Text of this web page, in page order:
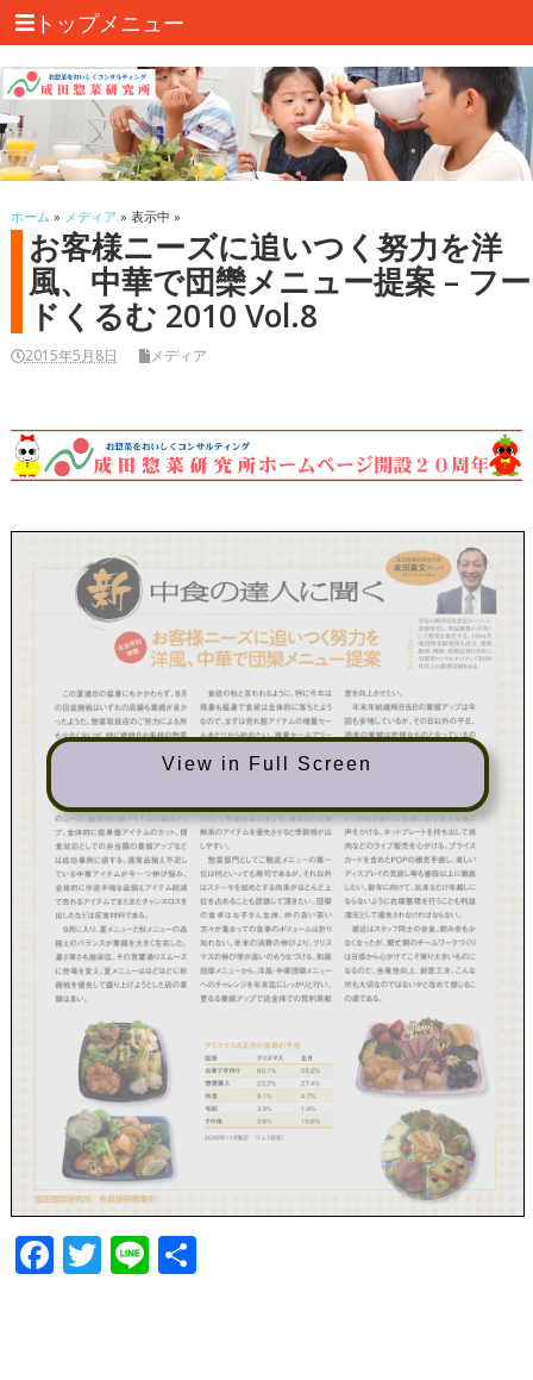
トップメニュー
ホーム » メディア » 表示中 »
お客様ニーズに追いつく努力を洋
風、中華で団欒メニュー提案 – フー
ドくるむ 2010 Vol.8
2015年5月8日 メディア
View in Full Screen
F T Li 共